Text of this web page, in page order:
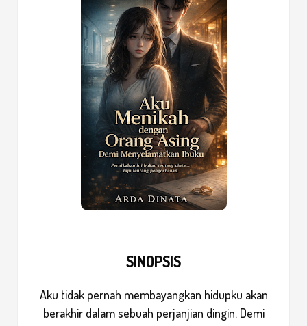
SINOPSIS
Aku tidak pernah membayangkan hidupku akan
berakhir dalam sebuah perjanjian dingin. Demi